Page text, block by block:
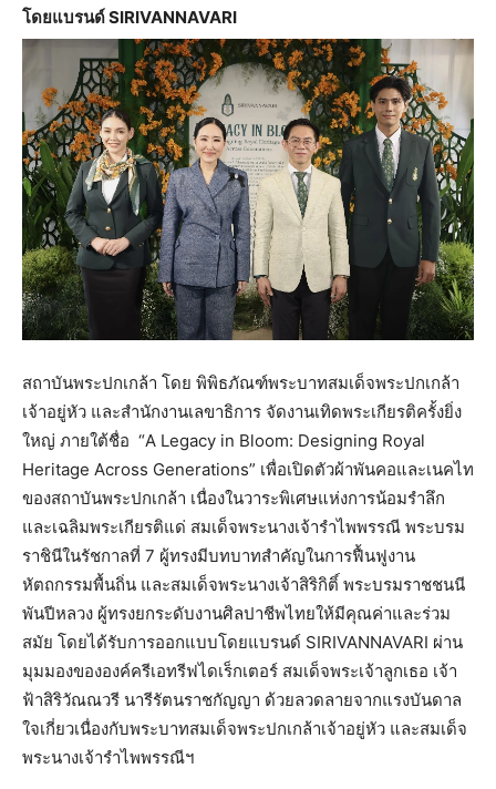
โดยแบรนด์SIRIVANNAVARI
สถาบันพระปกเกล้า โดย พิพิธภัณฑ์พระบาทสมเด็จพระปกเกล้า
เจ้าอยู่หัว และสำนักงานเลขาธิการ จัดงานเทิดพระเกียรติครั้งยิ่ง
ใหญ่ ภายใต้ชื่อ “A Legacy in Bloom: Designing Royal
Heritage Across Generations” เพื่อเปิดตัวผ้าพันคอและเนคไท
ของสถาบันพระปกเกล้า เนื่องในวาระพิเศษแห่งการน้อมรำลึก
และเฉลิมพระเกียรติแด่ สมเด็จพระนางเจ้ารำไพพรรณี พระบรม
ราชินีในรัชกาลที่ 7 ผู้ทรงมีบทบาทสำคัญในการฟื้นฟูงาน
หัตถกรรมพื้นถิ่น และสมเด็จพระนางเจ้าสิริกิติ์ พระบรมราชชนนี
พันปีหลวง ผู้ทรงยกระดับงานศิลปาชีพไทยให้มีคุณค่าและร่วม
สมัย โดยได้รับการออกแบบโดยแบรนด์ SIRIVANNAVARI ผ่าน
มุมมองขององค์ครีเอทรีฟไดเร็กเตอร์ สมเด็จพระเจ้าลูกเธอ เจ้า
ฟ้าสิริวัณณวรี นารีรัตนราชกัญญา ด้วยลวดลายจากแรงบันดาล
ใจเกี่ยวเนื่องกับพระบาทสมเด็จพระปกเกล้าเจ้าอยู่หัว และสมเด็จ
พระนางเจ้ารำไพพรรณีฯ